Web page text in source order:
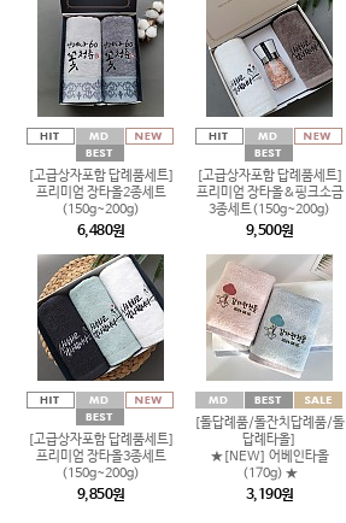
[고급상자포함 답례품세트]
프리미엄 장타올2종세트
(150g~200g)
6,480원
[고급상자포함 답례품세트]
프리미엄 장타올&핑크소금
3종세트(150g~200g)
9,500원
[고급상자포함 답례품세트]
프리미엄 장타올3종세트
(150g~200g)
9,850원
[돌답례품/돌잔치답례품/돌
답례타올]
★[NEW] 어베인타올
(170g) ★
3,190원